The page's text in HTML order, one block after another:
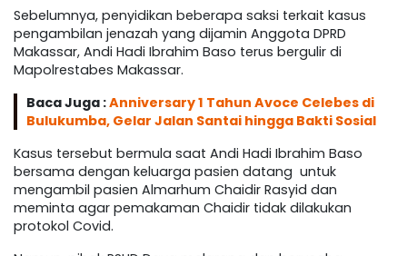
Sebelumnya, penyidikan beberapa saksi terkait kasus
pengambilan jenazah yang dijamin Anggota DPRD
Makassar, Andi Hadi Ibrahim Baso terus bergulir di
Mapolrestabes Makassar.
Baca Juga :Anniversary 1 Tahun Avoce Celebes di
Bulukumba, Gelar Jalan Santai hingga Bakti Sosial
Kasus tersebut bermula saat Andi Hadi Ibrahim Baso
bersama dengan keluarga pasien datang untuk
mengambil pasien Almarhum Chaidir Rasyid dan
meminta agar pemakaman Chaidir tidak dilakukan
protokol Covid.